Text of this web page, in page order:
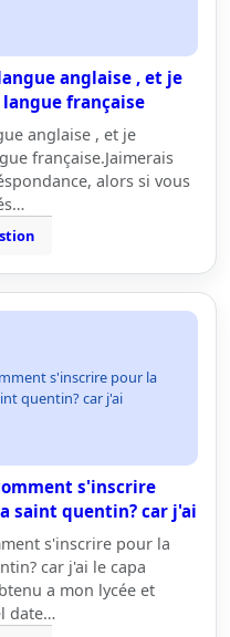
anglaise , et je
française
anglaise , et je
française.Jaimerais
alors si vous
s'inscrire pour la
quentin? car j'ai
s'inscrire
saint quentin? car j'ai
s'inscrire pour la
car j'ai le capa
a mon lycée et
date…